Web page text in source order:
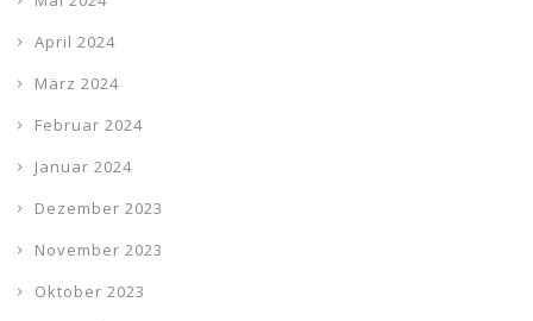
April 2024
März 2024
Februar 2024
Januar 2024
Dezember 2023
November 2023
Oktober 2023